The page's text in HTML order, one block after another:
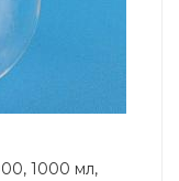
1000 мл,